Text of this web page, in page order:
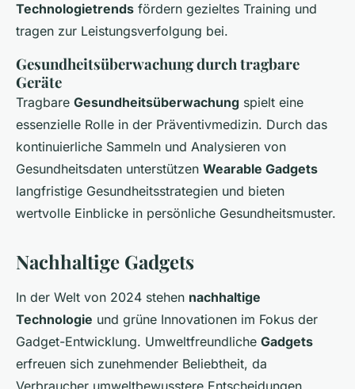
Technologietrends fördern gezieltes Training und
tragen zur Leistungsverfolgung bei.
Gesundheitsüberwachung durch tragbare
Geräte
Tragbare Gesundheitsüberwachung spielt eine
essenzielle Rolle in der Präventivmedizin. Durch das
kontinuierliche Sammeln und Analysieren von
Gesundheitsdaten unterstützen Wearable Gadgets
langfristige Gesundheitsstrategien und bieten
wertvolle Einblicke in persönliche Gesundheitsmuster.
Nachhaltige Gadgets
In der Welt von 2024 stehen nachhaltige
Technologie und grüne Innovationen im Fokus der
Gadget-Entwicklung. Umweltfreundliche Gadgets
erfreuen sich zunehmender Beliebtheit, da